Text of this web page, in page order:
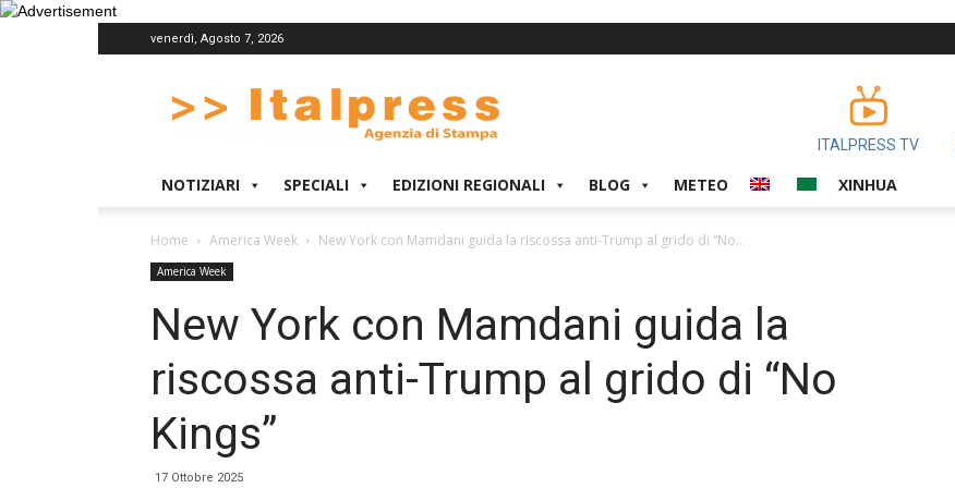
venerdì, Agosto 7, 2026
ITALPRESS TV
NOTIZIARI SPECIALI EDIZIONI REGIONALI BLOG METEO XINHUA
Home America Week New York con Mamdani guida la riscossa anti-Trump al grido di “No...
America Week
New York con Mamdani guida la
riscossa anti-Trump al grido di “No
Kings”
17 Ottobre 2025